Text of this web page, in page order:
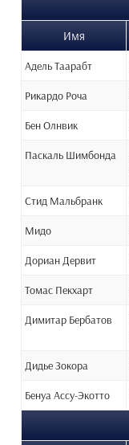
Имя
Адель Таарабт
Рикардо Роча
Бен Олнвик
Паскаль Шимбонда
Стид Мальбранк
Мидо
Дориан Дервит
Томас Пекхарт
Димитар Бербатов
Дидье Зокора
Бенуа Ассу-Экотто